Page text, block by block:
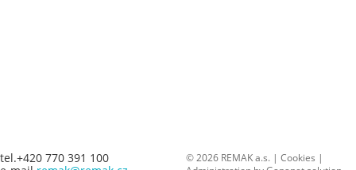
tel.+420 770 391 100
© 2026 REMAK a.s. | Cookies |